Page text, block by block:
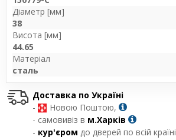
Діаметр [мм]
38
Висота [мм]
44.65
Матеріал
сталь
Доставка по Україні
-
Новою Поштою,
- самовивіз в м.Харків
- кур'єром до дверей по всій країні